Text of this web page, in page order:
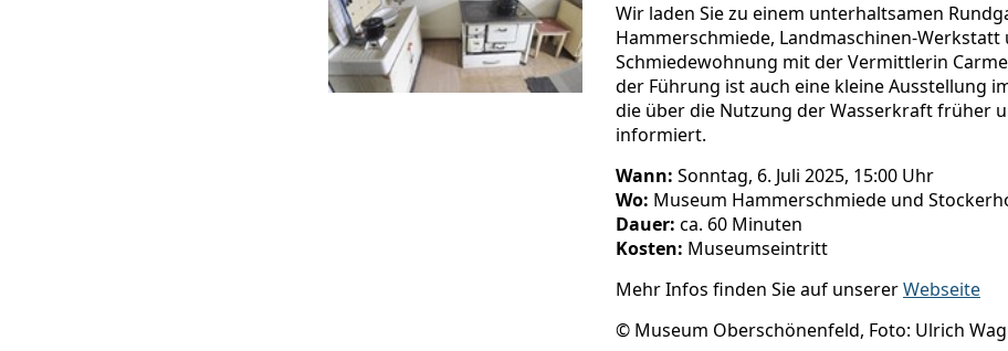
Wir laden Sie zu einem unterhaltsamen
Hammerschmiede, Landmaschinen-Werkstatt
Schmiedewohnung mit der Vermittlerin
der Führung ist auch eine kleine Ausstellung
die über die Nutzung der Wasserkraft früher
informiert.
Wann: Sonntag, 6. Juli 2025, 15:00 Uhr
Wo: Museum Hammerschmiede und
Dauer: ca. 60 Minuten
Kosten: Museumseintritt
Mehr Infos finden Sie auf unsererWebseite
© Museum Oberschönenfeld, Foto: Ulrich